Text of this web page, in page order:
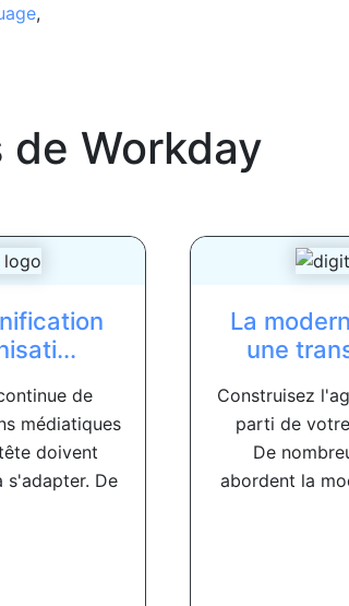
,
de Workday
de
médiatiques
doivent
s'adapter. De
La
une
Construisez
parti de
De
abordent la